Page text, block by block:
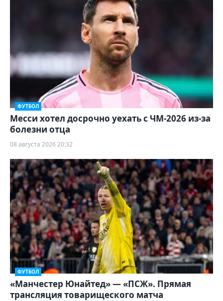
ФУТБОЛ
Месси хотел досрочно уехать с ЧМ-2026 из-за
болезни отца
08 августа 2026 20:32
ФУТБОЛ
«Манчестер Юнайтед» — «ПСЖ». Прямая
трансляция товарищеского матча